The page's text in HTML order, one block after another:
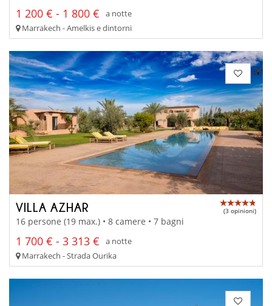
1 200 € - 1 800 €
a notte
Marrakech - Amelkis e dintorni
VILLA AZHAR (3 opinioni)
16 persone (19 max.) • 8 camere • 7 bagni
1 700 € - 3 313 €
a notte
Marrakech - Strada Ourika